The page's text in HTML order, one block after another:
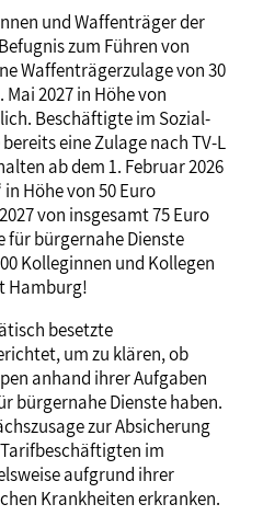
und Waffenträger der
zum Führen von
Waffenträgerzulage von 30
2027 in Höhe von
Beschäftigte im Sozial-
eine Zulage nach TV-L
ab dem 1. Februar 2026
Höhe von 50 Euro
von insgesamt 75 Euro
für bürgernahe Dienste
Kolleginnen und Kollegen
Hamburg!
besetzte
um zu klären, ob
anhand ihrer Aufgaben
bürgernahe Dienste haben.
zur Absicherung
im
aufgrund ihrer
Krankheiten erkranken.